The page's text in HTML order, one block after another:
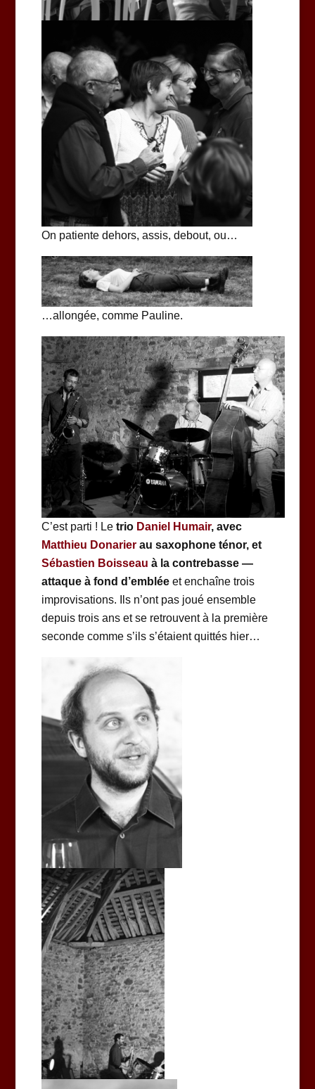
On patiente dehors, assis, debout, ou…
…allongée, comme Pauline.
C’est parti ! Le trio Daniel Humair, avec
Matthieu Donarierau saxophone ténor, et
Sébastien Boisseau à la contrebasse —
attaque à fond d’embléeet enchaîne trois
improvisations. Ils n’ont pas joué ensemble
depuis trois ans et se retrouvent à la première
seconde comme s’ils s’étaient quittés hier…